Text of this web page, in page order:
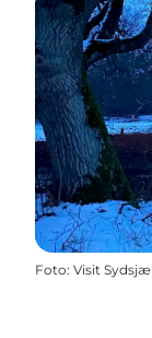
Foto: Visit